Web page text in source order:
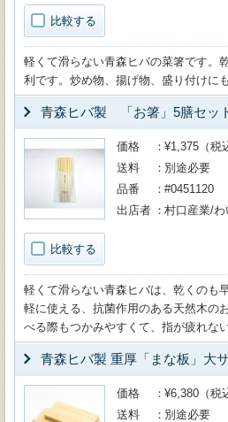
比較する
軽くて滑らない青森ヒバの菜箸です。
利です。炒め物、揚げ物、盛り付けに
青森ヒバ製 「お箸」5膳セッ
比較する
価格
¥1,375（税
送料
別途必要
品番
#0451120
出店者
村口産業/わ
軽くて滑らない青森ヒバは、乾くのも
軽に使える、抗菌作用のある天然木の
べる際もつかみやすくて、指が疲れない
青森ヒバ製 重厚「まな板」大
価格
¥6,380（税
送料
別途必要